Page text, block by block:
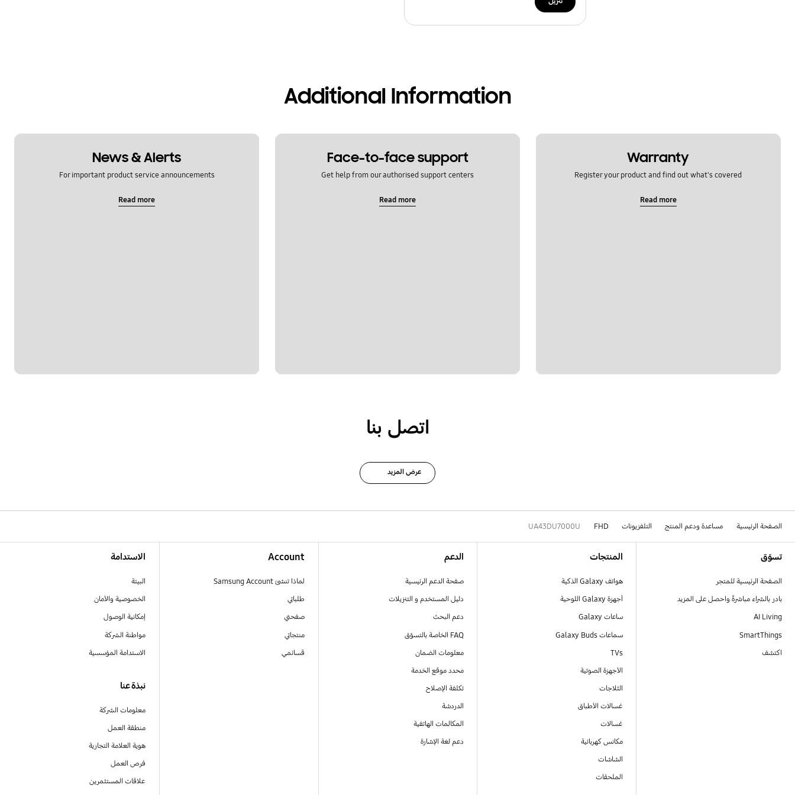
Additional Information
Warranty
Register your product and find out what's covered
Read more
Face-to-face support
Get help from our authorised support centers
Read more
News & Alerts
For important product service announcements
Read more
اتصل بنا
عرض المزيد
الصفحة الرئيسية مساعدة ودعم المنتج التلفزيونات FHD
UA43DU7000U
تسوّق
الصفحة الرئيسية للمتجر
بادر بالشراء مباشرةً واحصل على المزيد
AI Living
SmartThings
اكتشف
المنتجات
هواتف Galaxy الذكية
أجهزة Galaxy اللوحية
ساعات Galaxy
سماعات Galaxy Buds
TVs
الأجهزة الصوتية
الثلاجات
غسالات الأطباق
غسالات
مكانس كهربائية
الشاشات
الملحقات
الدعم
صفحة الدعم الرئيسية
دليل المستخدم و التنزيلات
دعم البحث
FAQ الخاصة بالتسوّق
معلومات الضمان
محدد موقع الخدمة
تكلفة الإصلاح
الدردشة
المكالمات الهاتفية
دعم لغة الإشارة
Account
لماذا تنشئ Samsung Account
طلباتي
صفحتي
منتجاتي
قسائمي
الاستدامة
البيئة
الخصوصية والأمان
إمكانية الوصول
مواطنة الشركة
الاستدامة المؤسسية
نبذة عنا
معلومات الشركة
منطقة العمل
هوية العلامة التجارية
فرص العمل
علاقات المستثمرين